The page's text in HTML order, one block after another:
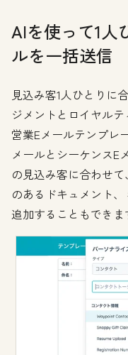
AIを使って1人
ルを一括送信
見込み客1人ひとりに
ジメントとロイヤル
営業Eメールテンプレ
メールとシーケンスE
の見込み客に合わせ
のあるドキュメント
追加することもできま